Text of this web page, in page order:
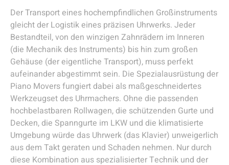
Der Transport eines hochempfindlichen Großinstruments
gleicht der Logistik eines präzisen Uhrwerks. Jeder
Bestandteil, von den winzigen Zahnrädern im Inneren
(die Mechanik des Instruments) bis hin zum großen
Gehäuse (der eigentliche Transport), muss perfekt
aufeinander abgestimmt sein. Die Spezialausrüstung der
Piano Movers fungiert dabei als maßgeschneidertes
Werkzeugset des Uhrmachers. Ohne die passenden
hochbelastbaren Rollwagen, die schützenden Gurte und
Decken, die Spanngurte im LKW und die klimatisierte
Umgebung würde das Uhrwerk (das Klavier) unweigerlich
aus dem Takt geraten und Schaden nehmen. Nur durch
diese Kombination aus spezialisierter Technik und der